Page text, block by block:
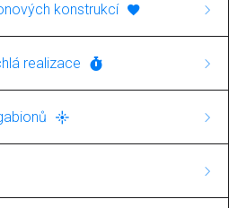
konstrukcí
na výstavbu
V rámci této služby
tak i pletené gabiony.
aplikací, od
prvků až po
realizace
dodacími lhůtami a
ceny. Pro nás je
ale i spokojenost
a rychlostí
gabiony? U nás najdete
výrobků, vhodných